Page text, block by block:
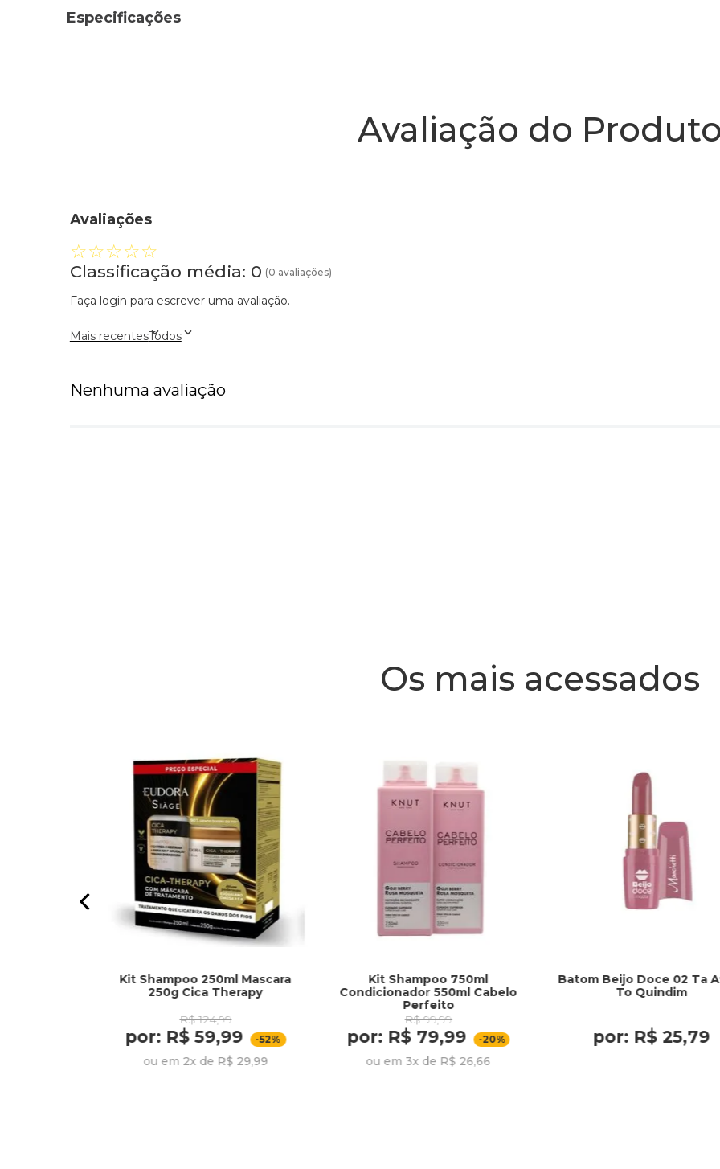
Especificações
Avaliação do
Avaliações
☆☆☆☆☆
Classificação média: 0 (0 avaliações)
Faça login para escrever uma avaliação.
Mais recentesTodos
Nenhuma avaliação
Os mais acessados
Kit Shampoo 250ml Mascara
250g Cica Therapy
R$ 124,99
por: R$ 59,99 -52%
ou em 2x de R$ 29,99
Kit Shampoo 750ml
Condicionador 550ml Cabelo
Perfeito
R$ 99,99
por: R$ 79,99 -20%
ou em 3x de R$ 26,66
Batom Beijo Doce 02 Ta
To Quindim
por: R$ 25,79